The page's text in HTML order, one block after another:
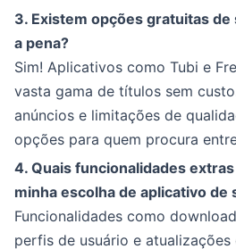
3. Existem opções gratuitas
a pena?
Sim! Aplicativos como Tubi e
vasta gama de títulos sem
anúncios e limitações de
opções para quem procura
4. Quais funcionalidades
minha escolha de aplicativo de
Funcionalidades como
perfis de usuário e